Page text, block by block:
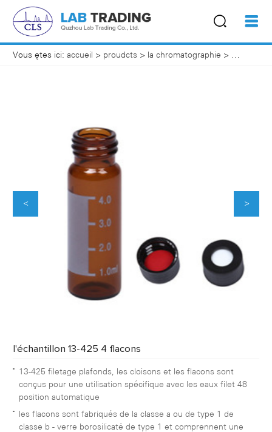
Vous êtes ici: accueil > proudcts > la chromatographie >
< >
l'échantillon 13-425 4 flacons
13-425 filetage plafonds, les cloisons et les flacons sont
conçus pour une utilisation spécifique avec les eaux filet 48
position automatique
les flacons sont fabriqués de la classe a ou de type 1 de
classe b - verre borosilicaté de type 1 et comprennent une